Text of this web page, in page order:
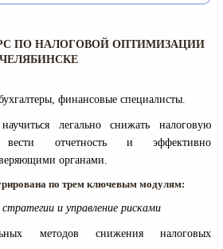
изучить теорию и получить
позволит придерживаться графика и
нагрузки процесса обучения.
Бланк документа можно запросить
указаны реквизиты учебного центра,
производится оплата за обучение.
налоговой отчетности
на сайте.
договора и получения доступа к
ЭмМенеджмент.
компьютер или ноутбук,
программу курса по налогам и
в договоре прописано, что
и проходят практические занятия,
ПО НАЛОГОВОЙ ОПТИМИЗАЦИИ
финансовые специалисты.
легально снижать налоговую
вести отчетность и эффективно
органами.
по трем ключевым модулям:
и управление рисками
методов снижения налоговых